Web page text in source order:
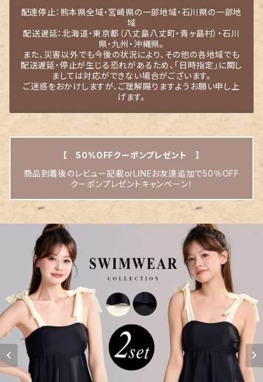
配達停止：熊本県全域・宮崎県の一部地域・石川県の一部地
域
配送遅延：北海道・東京都（八丈島八丈町・青ヶ島村）・石川
県・九州・沖縄県。
また、災害以外でも今後の状況により、その他の各地域でも
配送遅延・停止が生じる恐れがあるため、「日時指定」に関し
ましては対応ができない場合がございます。
ご迷惑をおかけしますが、ご理解賜りますようお願い申し上
げます。
【 50%OFFクーポンプレゼント 】
商品到着後のレビュー記載orLINEお友達追加で50％OFF
クーポンプレゼントキャンペーン！